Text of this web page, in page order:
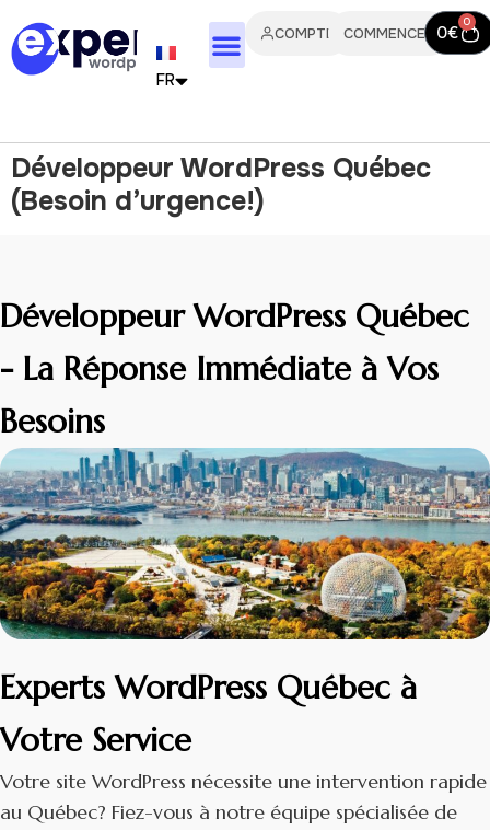
FR
IT
DE
NL
COMPTE COMMENCER 0€ 0
Développeur WordPress Québec
(Besoin d’urgence!)
Développeur WordPress Québec
- La Réponse Immédiate à Vos
Besoins
Experts WordPress Québec à
Votre Service
Votre site WordPress nécessite une intervention rapide
au Québec? Fiez-vous à notre équipe spécialisée de